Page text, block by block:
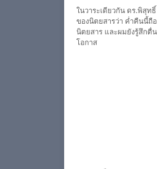
ในวาระเดียวกัน ดร.พิสุท
ของนิตยสารว่า ค่ำคืนนี้ถื
นิตยสาร และผมยังรู้สึกตื่
โอกาส